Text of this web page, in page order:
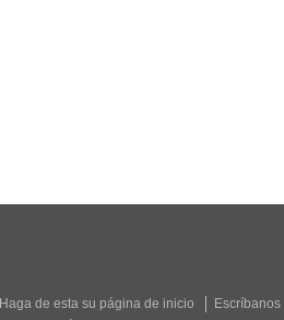
Haga de esta su página de inicio
Escríbanos